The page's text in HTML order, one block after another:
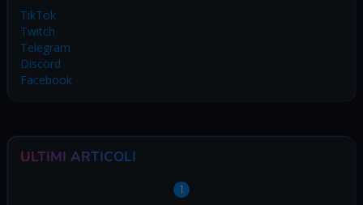
TikTok
Twitch
Telegram
Discord
Facebook
ULTIMI ARTICOLI